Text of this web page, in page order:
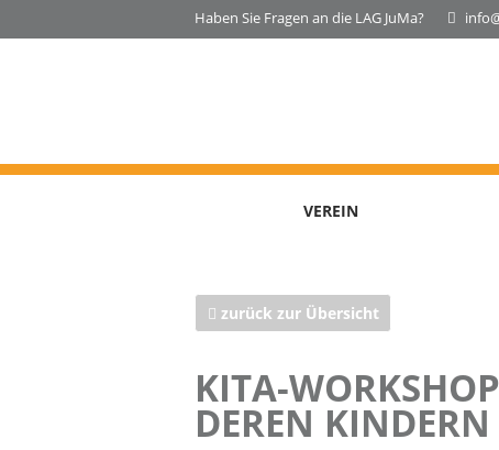
Haben Sie Fragen an die LAG JuMa?
VEREIN
zurück zur Übersicht
KITA-
DEREN